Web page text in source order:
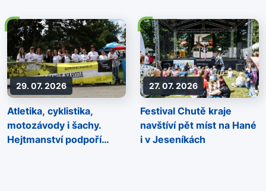
29. 07. 2026
Atletika, cyklistika,
motozávody i šachy.
Hejtmanství podpoří
27. 07. 2026
Festival Chutě kraje
navštíví pět míst na Hané
i v Jeseníkách